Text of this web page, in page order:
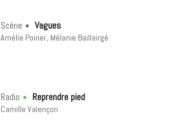
Scène Vagues
Amélie Poirier Mélanie Baillairgé
Radio Reprendre pied
Camille Valençon